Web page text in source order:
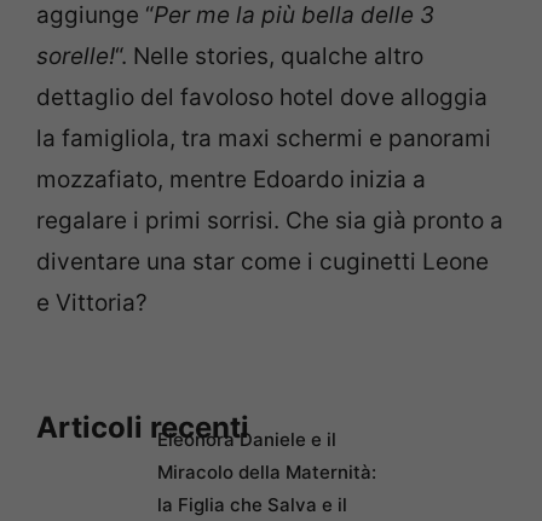
aggiunge “Per me la più bella delle 3
sorelle!“. Nelle stories, qualche altro
dettaglio del favoloso hotel dove alloggia
la famigliola, tra maxi schermi e panorami
mozzafiato, mentre Edoardo inizia a
regalare i primi sorrisi. Che sia già pronto a
diventare una star come i cuginetti Leone
e Vittoria?
Articoli recentiEleonora Daniele e il
Miracolo della Maternità:
la Figlia che Salva e il